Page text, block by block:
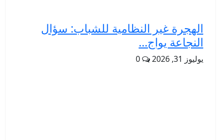
الهجرة غير النظامية للشباب: سؤال
النجاعة يواج...
يوليوز 31, 2026 0